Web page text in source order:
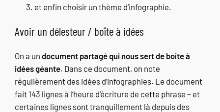
et enfin choisir un thème d’infographie.
Avoir un délesteur / boîte à idées
On a un document partagé qui nous sert de boîte à
idées géante. Dans ce document, on note
régulièrement des idées d’infographies. Le document
fait 143 lignes à l’heure d’écriture de cette phrase – et
certaines lignes sont tranquillement là depuis des